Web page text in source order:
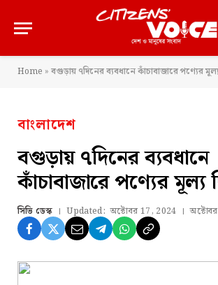
Home » বগুড়ায় ৭দিনের ব্যবধানে কাঁচাবাজারে পণ্যের
বাংলাদেশ
বগুড়ায় ৭দিনের ব্যবধানে
কাঁচাবাজারে পণ্যের মূল্য
সিভি ডেস্ক Updated: অক্টোবর 17, 2024